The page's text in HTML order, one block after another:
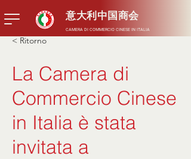
意大利中国商会
CAMERA DI COMMERCIO CINESE IN ITALIA
< Ritorno
La Camera di
Commercio Cinese
in Italia è stata
invitata a